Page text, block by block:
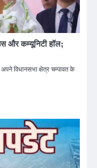
और कम्यूनिटी हॉल;
विधानसभा क्षेत्र चम्पावत के